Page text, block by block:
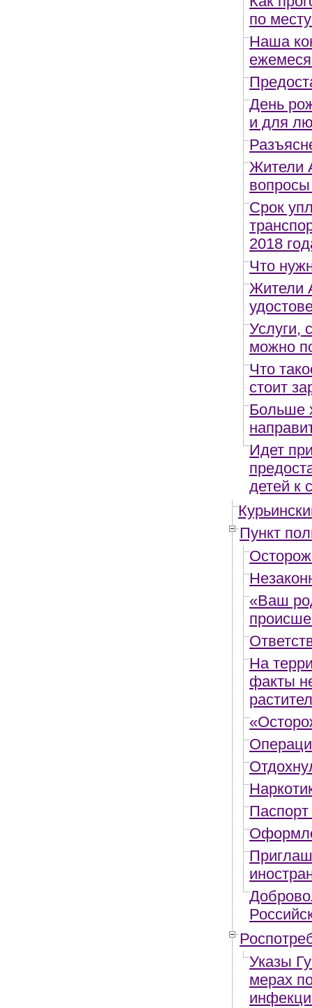
по
Наша
День
и для
Жители
Срок
2018
Что
Жители
Услуги,
можно
Что
стоит
Больше
Идет
детей к
Пункт
«Ваш
На
факты
Указы
мерах